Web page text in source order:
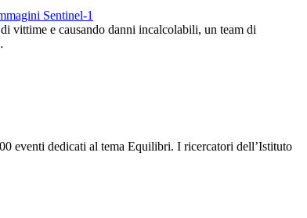
vittime e causando danni incalcolabili, un team di
eventi dedicati al tema Equilibri. I ricercatori dell’Istituto